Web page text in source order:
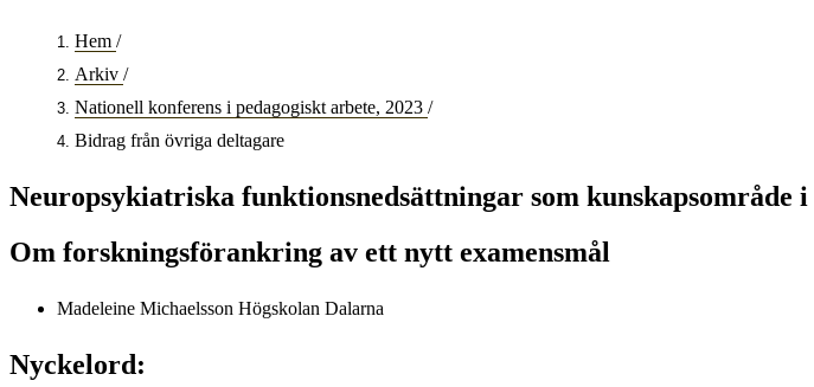
Hem /
Arkiv /
Nationell konferens i pedagogiskt arbete, 2023 /
Bidrag från övriga deltagare
Neuropsykiatriska funktionsnedsättningar som kunskapsområde
Om forskningsförankring av ett nytt examensmål
Madeleine Michaelsson Högskolan Dalarna
Nyckelord: